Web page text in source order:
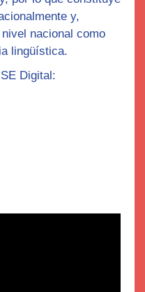
y,
nacional como
lingüística.
Digital: